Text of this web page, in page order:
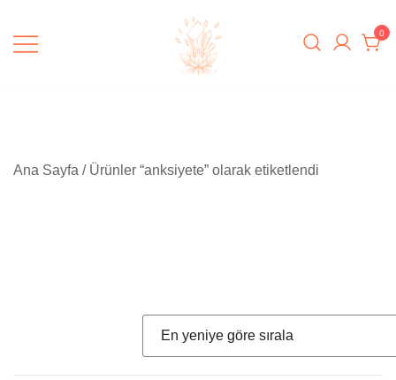
content
0
Ana Sayfa / Ürünler “anksiyete” olarak etiketlendi